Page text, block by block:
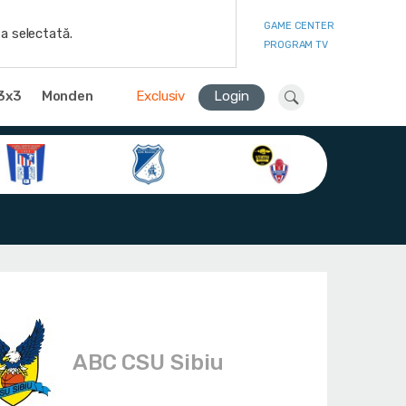
selectată.
GAME CENTER
PROGRAM TV
Monden Exclusiv Login
ABC CSU Sibiu